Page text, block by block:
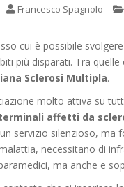
Francesco Spagnolo
cui è possibile
più disparati. Tra
Sclerosi Multipla.
molto attiva su
affetti da
servizio silenzioso, ma
necessitano di
ma anche e